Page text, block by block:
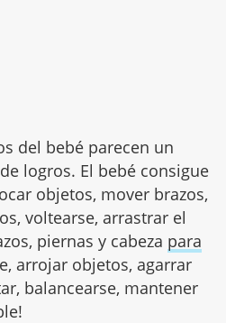
del bebé parecen un
logros. El bebé consigue
objetos, mover brazos,
voltearse, arrastrar el
piernas y cabeza para
arrojar objetos, agarrar
balancearse, mantener